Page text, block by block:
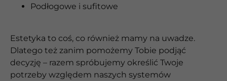
Podłogowe i sufitowe
Estetyka to coś, co również mamy na uwadze.
Dlatego też zanim pomożemy Tobie podjąć
decyzję – razem spróbujemy określić Twoje
potrzeby względem naszych systemów